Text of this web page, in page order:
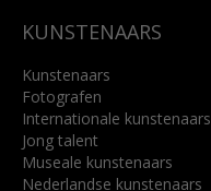
KUNSTENAARS
Kunstenaars
Fotografen
Internationale kunstenaars
Jong talent
Museale kunstenaars
Nederlandse kunstenaars